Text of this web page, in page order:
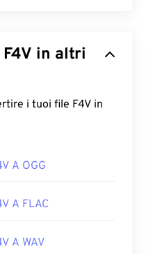
tuoi file F4V in
A OGG
A FLAC
A WAV